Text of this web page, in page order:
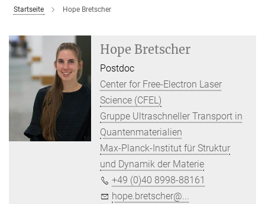
Startseite Hope Bretscher
Hope Bretscher
Postdoc
Center for Free-Electron Laser
Science (CFEL)
Gruppe Ultraschneller Transport in
Quantenmaterialien
Max-Planck-Institut für Struktur
und Dynamik der Materie
+49 (0)40 8998-88161
hope.bretscher@...